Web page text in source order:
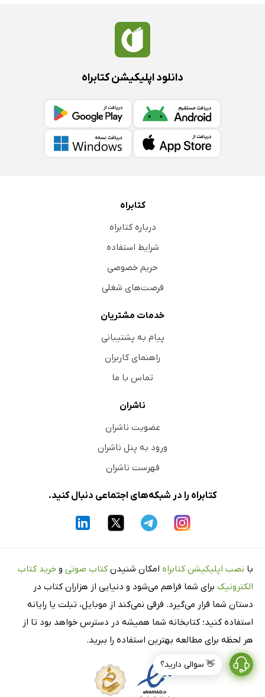
👋 سوالی دارید؟
دانلود اپلیکیشن کتابراه
کتابراه
درباره کتابراه
شرایط استفاده
حریم خصوصی
فرصت‌های شغلی
خدمات مشتریان
پیام به پشتیبانی
راهنمای کاربران
تماس با ما
ناشران
عضویت ناشران
ورود به پنل ناشران
فهرست ناشران
کتابراه را در شبکه‌های اجتماعی دنبال کنید.
با نصب اپلیکیشن کتابراه امکان شنیدن کتاب صوتی و خرید کتاب
الکترونیک برای شما فراهم می‌شود و دنیایی از هزاران کتاب در
دستان شما قرار می‌گیرد. فرقی نمی‌کند از موبایل، تبلت یا رایانه
استفاده کنید؛ کتابخانه شما همیشه در دسترس خواهد بود تا از
هر لحظه برای مطالعه بهترین استفاده را ببرید.